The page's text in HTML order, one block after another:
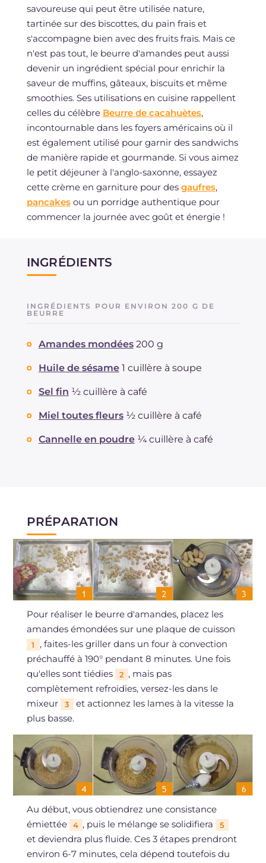
savoureuse qui peut être utilisée nature,
tartinée sur des biscottes, du pain frais et
s'accompagne bien avec des fruits frais. Mais ce
n'est pas tout, le beurre d'amandes peut aussi
devenir un ingrédient spécial pour enrichir la
saveur de muffins, gâteaux, biscuits et même
smoothies. Ses utilisations en cuisine rappellent
celles du célèbre Beurre de cacahuètes,
incontournable dans les foyers américains où il
est également utilisé pour garnir des sandwichs
de manière rapide et gourmande. Si vous aimez
le petit déjeuner à l'anglo-saxonne, essayez
cette crème en garniture pour des gaufres,
pancakesou un porridge authentique pour
commencer la journée avec goût et énergie !
INGRÉDIENTS
INGRÉDIENTS POUR ENVIRON 200 G DE
BEURRE
Amandes mondées 200 g
Huile de sésame 1 cuillère à soupe
Sel fin ½ cuillère à café
Miel toutes fleurs ½ cuillère à café
Cannelle en poudre ¼ cuillère à café
PRÉPARATION
Pour réaliser le beurre d'amandes, placez les
amandes émondées sur une plaque de cuisson
1
, faites-les griller dans un four à convection
préchauffé à 190° pendant 8 minutes. Une fois
qu'elles sont tiédies
2 , mais pas
complètement refroidies, versez-les dans le
mixeur
3
et actionnez les lames à la vitesse la
plus basse.
Au début, vous obtiendrez une consistance
émiettée
4 , puis le mélange se solidifiera 5
et deviendra plus fluide. Ces 3 étapes prendront
environ 6-7 minutes, cela dépend toutefois du